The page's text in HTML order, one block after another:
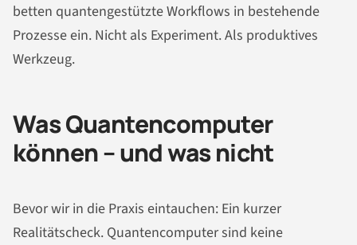
betten quantengestützte Workflows in bestehende
Prozesse ein. Nicht als Experiment. Als produktives
Werkzeug.
Was Quantencomputer
können – und was nicht
Bevor wir in die Praxis eintauchen: Ein kurzer
Realitätscheck. Quantencomputer sind keine